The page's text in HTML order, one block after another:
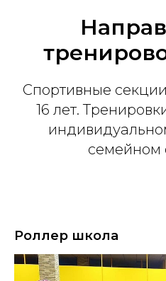
Спортивные
16 лет.
семейном
Роллер школа